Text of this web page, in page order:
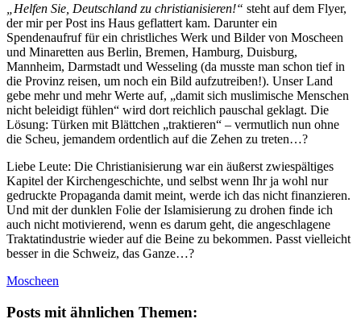
„Helfen Sie, Deutschland zu christianisieren!“ steht auf dem Flyer,
der mir per Post ins Haus geflattert kam. Darunter ein
Spendenaufruf für ein christliches Werk und Bilder von Moscheen
und Minaretten aus Berlin, Bremen, Hamburg, Duisburg,
Mannheim, Darmstadt und Wesseling (da musste man schon tief in
die Provinz reisen, um noch ein Bild aufzutreiben!). Unser Land
gebe mehr und mehr Werte auf, „damit sich muslimische Menschen
nicht beleidigt fühlen“ wird dort reichlich pauschal geklagt. Die
Lösung: Türken mit Blättchen „traktieren“ – vermutlich nun ohne
die Scheu, jemandem ordentlich auf die Zehen zu treten…?
Liebe Leute: Die Christianisierung war ein äußerst zwiespältiges
Kapitel der Kirchengeschichte, und selbst wenn Ihr ja wohl nur
gedruckte Propaganda damit meint, werde ich das nicht finanzieren.
Und mit der dunklen Folie der Islamisierung zu drohen finde ich
auch nicht motivierend, wenn es darum geht, die angeschlagene
Traktatindustrie wieder auf die Beine zu bekommen. Passt vielleicht
besser in die Schweiz, das Ganze…?
Moscheen
Posts mit ähnlichen Themen: